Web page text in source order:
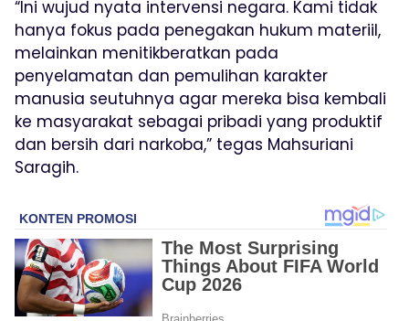
“Ini wujud nyata intervensi negara. Kami tidak
hanya fokus pada penegakan hukum materiil,
melainkan menitikberatkan pada
penyelamatan dan pemulihan karakter
manusia seutuhnya agar mereka bisa kembali
ke masyarakat sebagai pribadi yang produktif
dan bersih dari narkoba,” tegas Mahsuriani
Saragih.